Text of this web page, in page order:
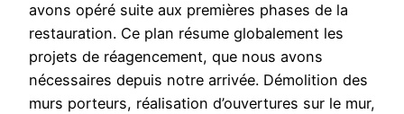
avons opéré suite aux premières phases de la
restauration. Ce plan résume globalement les
projets de réagencement, que nous avons
nécessaires depuis notre arrivée. Démolition des
murs porteurs, réalisation d’ouvertures sur le mur,